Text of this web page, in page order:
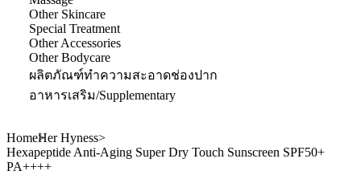
Other Skincare
Special Treatment
Other Accessories
Other Bodycare
ผลิตภัณฑ์ทำความสะอาดช่องปาก
อาหารเสริม/Supplementary
HomeHer Hyness
Hexapeptide Anti-Aging Super Dry Touch Sunscreen SPF50+
PA++++